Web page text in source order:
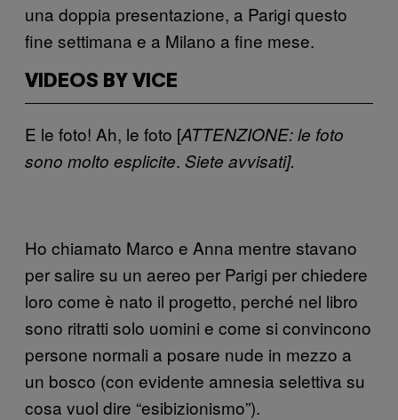
una doppia presentazione, a Parigi questo
fine settimana e a Milano a fine mese.
VIDEOS BY VICE
E le foto! Ah, le foto [ATTENZIONE: le foto
sono molto esplicite. Siete avvisati].
Ho chiamato Marco e Anna mentre stavano
per salire su un aereo per Parigi per chiedere
loro come è nato il progetto, perché nel libro
sono ritratti solo uomini e come si convincono
persone normali a posare nude in mezzo a
un bosco (con evidente amnesia selettiva su
cosa vuol dire “esibizionismo”).